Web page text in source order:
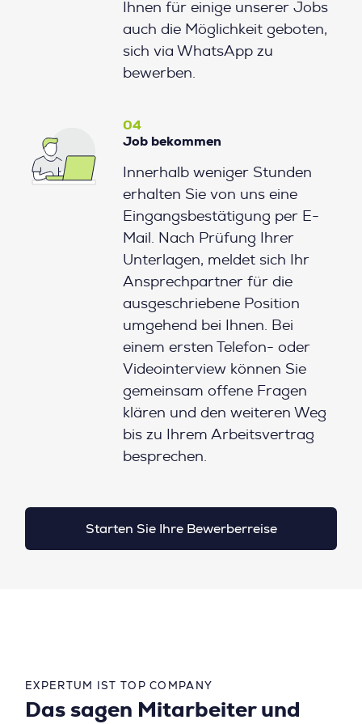
Ihnen für einige unserer Jobs
auch die Möglichkeit geboten,
sich via WhatsApp zu
bewerben.
04
Job bekommen
Innerhalb weniger Stunden
erhalten Sie von uns eine
Eingangsbestätigung per E-
Mail. Nach Prüfung Ihrer
Unterlagen, meldet sich Ihr
Ansprechpartner für die
ausgeschriebene Position
umgehend bei Ihnen. Bei
einem ersten Telefon- oder
Videointerview können Sie
gemeinsam offene Fragen
klären und den weiteren Weg
bis zu Ihrem Arbeitsvertrag
besprechen.
Starten Sie Ihre Bewerberreise
EXPERTUM IST TOP COMPANY
Das sagen Mitarbeiter und